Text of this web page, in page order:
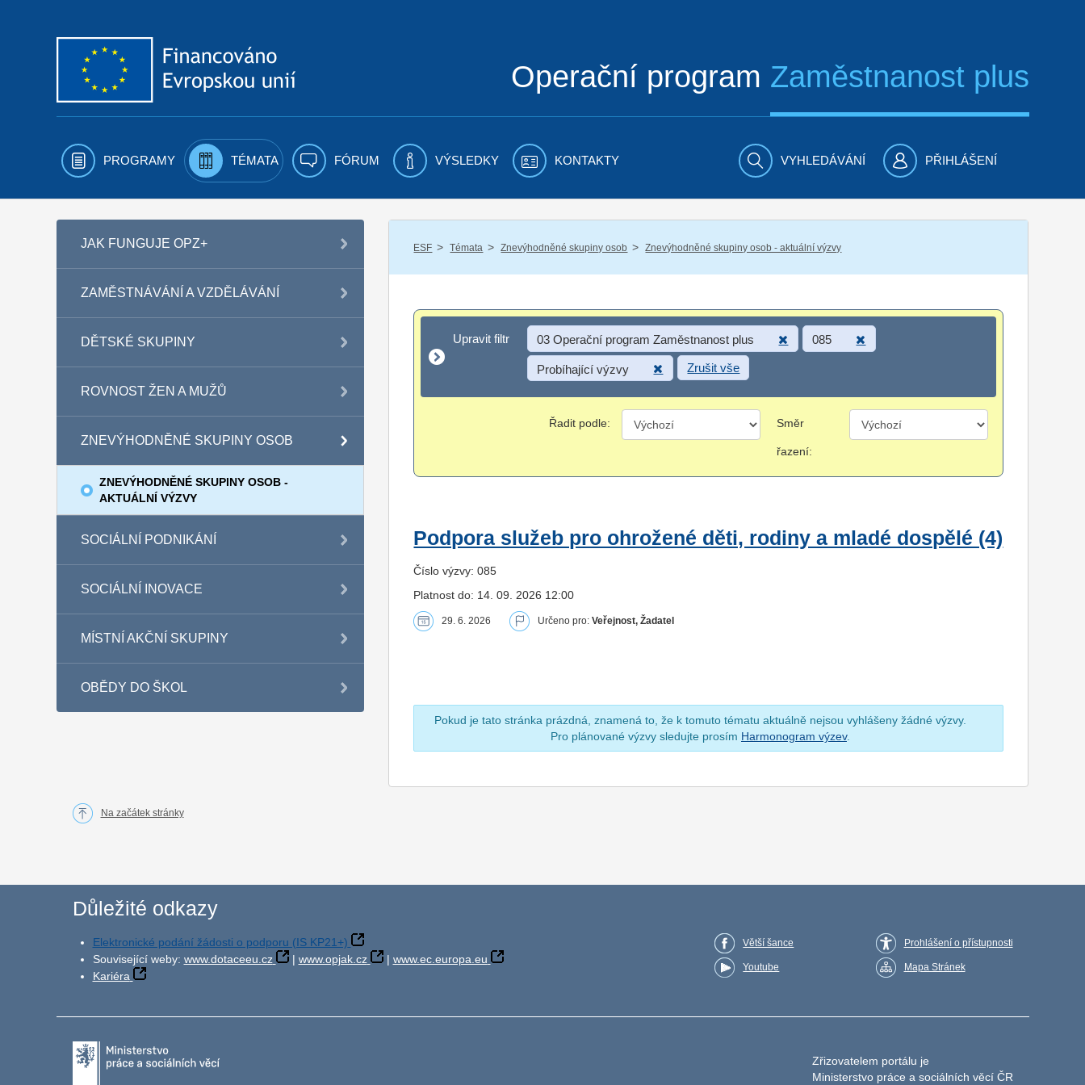
Operační program Zaměstnanost plus
PROGRAMY TÉMATA FÓRUM VÝSLEDKY KONTAKTY VYHLEDÁVÁNÍ PŘIHLÁŠENÍ
JAK FUNGUJE OPZ+
ZAMĚSTNÁVÁNÍ A VZDĚLÁVÁNÍ
DĚTSKÉ SKUPINY
ROVNOST ŽEN A MUŽŮ
ZNEVÝHODNĚNÉ SKUPINY OSOB
ZNEVÝHODNĚNÉ SKUPINY OSOB -
AKTUÁLNÍ VÝZVY
SOCIÁLNÍ PODNIKÁNÍ
SOCIÁLNÍ INOVACE
MÍSTNÍ AKČNÍ SKUPINY
OBĚDY DO ŠKOL
ESF / Témata / Znevýhodněné skupiny osob / Znevýhodněné skupiny osob - aktuální výzvy
Upravit filtr
Upravit filtr 03 Operační program Zaměstnanost plus 085
Probíhající výzvy Zrušit vše
Řadit podle: Směr
řazení:
Podpora služeb pro ohrožené děti, rodiny a mladé dospělé (4)
Číslo výzvy: 085
Platnost do: 14. 09. 2026 12:00
29. 6. 2026 Určeno pro:Veřejnost, Žadatel
Pokud je tato stránka prázdná, znamená to, že k tomuto tématu aktuálně nejsou vyhlášeny žádné výzvy.
Pro plánované výzvy sledujte prosím Harmonogram výzev.
Na začátek stránky
Důležité odkazy
Elektronické podání žádosti o podporu (IS KP21+)
Související weby: www.dotaceeu.cz | www.opjak.cz | www.ec.europa.eu
Kariéra
Větší šance
Youtube
Prohlášení o přístupnosti
Mapa Stránek
Zřizovatelem portálu je
Ministerstvo práce a sociálních věcí ČR